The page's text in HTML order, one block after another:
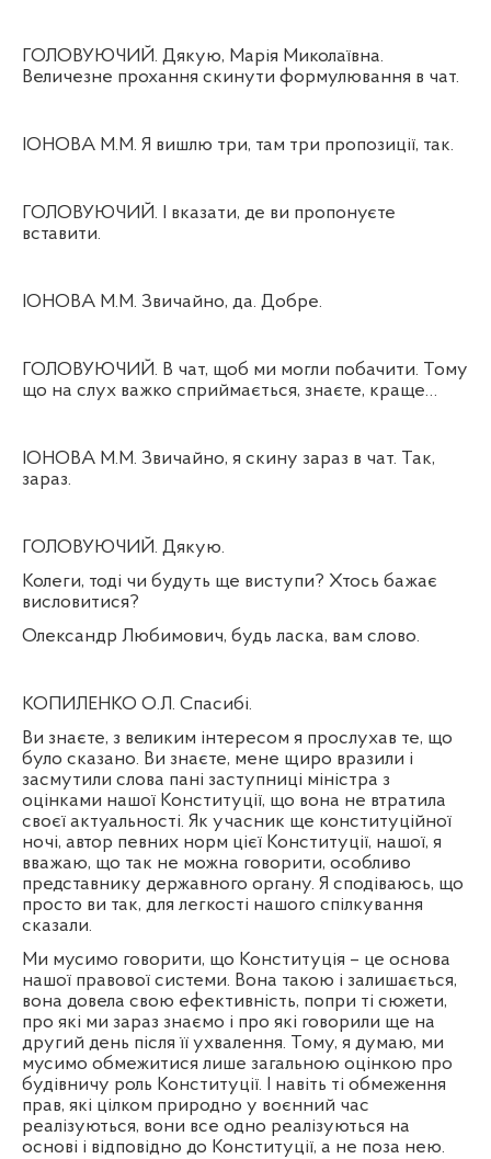
ГОЛОВУЮЧИЙ. Дякую, Марія Миколаївна.
Величезне прохання скинути формулювання в чат.
ІОНОВА М.М. Я вишлю три, там три пропозиції, так.
ГОЛОВУЮЧИЙ. І вказати, де ви пропонуєте
вставити.
ІОНОВА М.М. Звичайно, да. Добре.
ГОЛОВУЮЧИЙ. В чат, щоб ми могли побачити. Тому
що на слух важко сприймається, знаєте, краще…
ІОНОВА М.М. Звичайно, я скину зараз в чат. Так,
зараз.
ГОЛОВУЮЧИЙ. Дякую.
Колеги, тоді чи будуть ще виступи? Хтось бажає
висловитися?
Олександр Любимович, будь ласка, вам слово.
КОПИЛЕНКО О.Л. Спасибі.
Ви знаєте, з великим інтересом я прослухав те, що
було сказано. Ви знаєте, мене щиро вразили і
засмутили слова пані заступниці міністра з
оцінками нашої Конституції, що вона не втратила
своєї актуальності. Як учасник ще конституційної
ночі, автор певних норм цієї Конституції, нашої, я
вважаю, що так не можна говорити, особливо
представнику державного органу. Я сподіваюсь, що
просто ви так, для легкості нашого спілкування
сказали.
Ми мусимо говорити, що Конституція – це основа
нашої правової системи. Вона такою і залишається,
вона довела свою ефективність, попри ті сюжети,
про які ми зараз знаємо і про які говорили ще на
другий день після її ухвалення. Тому, я думаю, ми
мусимо обмежитися лише загальною оцінкою про
будівничу роль Конституції. І навіть ті обмеження
прав, які цілком природно у воєнний час
реалізуються, вони все одно реалізуються на
основі і відповідно до Конституції, а не поза нею.